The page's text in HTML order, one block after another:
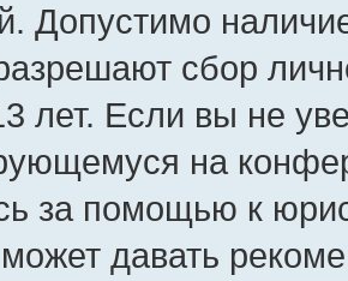
Допустимо
сбор
лет. Если вы не
на
за помощью к
давать